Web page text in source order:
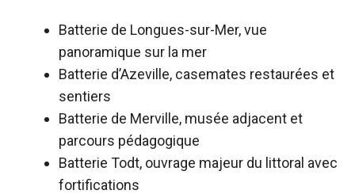
Batterie de Longues-sur-Mer, vue
panoramique sur la mer
Batterie d’Azeville, casemates restaurées et
sentiers
Batterie de Merville, musée adjacent et
parcours pédagogique
Batterie Todt, ouvrage majeur du littoral avec
fortifications